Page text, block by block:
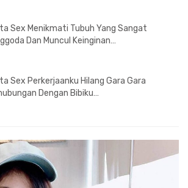
Sex Menikmati Tubuh Yang Sangat
Dan Muncul Keinginan…
Sex Perkerjaanku Hilang Gara Gara
Dengan Bibiku…